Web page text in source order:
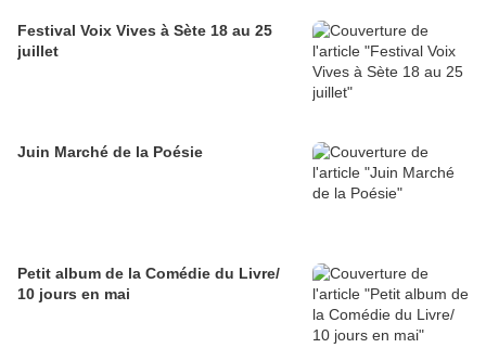
Festival Voix Vives à Sète 18 au 25
juillet
Juin Marché de la Poésie
Petit album de la Comédie du Livre/
10 jours en mai